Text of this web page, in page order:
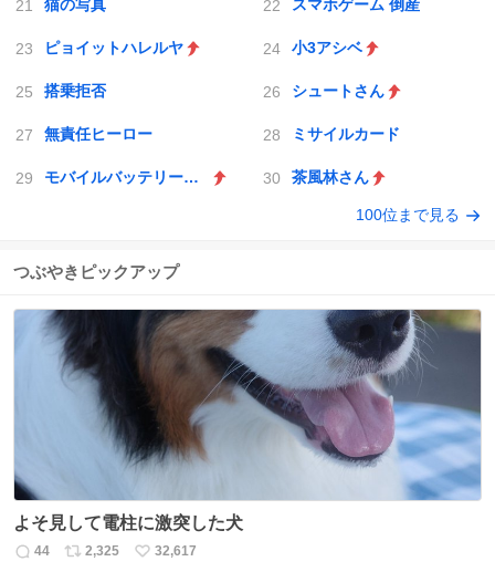
猫の写真 スマホゲーム 倒産
ピョイットハレルヤ 小3アシベ
搭乗拒否 シュートさん
無責任ヒーロー ミサイルカード
モバイルバッテリー発火 茶風林さん
100位まで見る
つぶやきピックアップ
よそ見して電柱に激突した犬
返
44
リ
2,325
い
32,617